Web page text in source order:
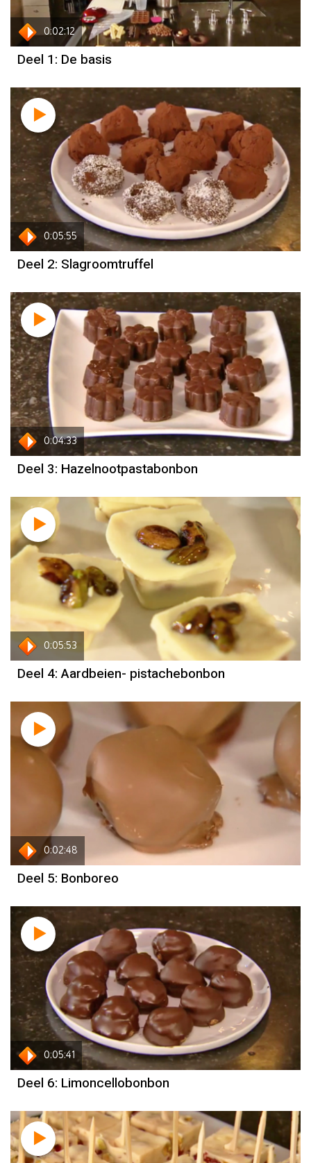
0:02:12
Deel 1: De basis
0:05:55
Deel 2: Slagroomtruffel
0:04:33
Deel 3: Hazelnootpastabonbon
0:05:53
Deel 4: Aardbeien- pistachebonbon
0:02:48
Deel 5: Bonboreo
0:05:41
Deel 6: Limoncellobonbon